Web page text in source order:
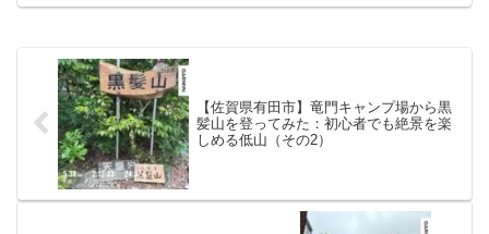
【佐賀県有田市】竜門キャンプ場から黒
髪山を登ってみた：初心者でも絶景を楽
しめる低山（その2）